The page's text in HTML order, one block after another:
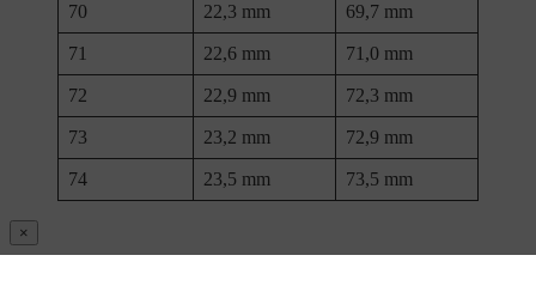
70 22,3 mm 69,7 mm
71 22,6 mm 71,0 mm
72 22,9 mm 72,3 mm
73 23,2 mm 72,9 mm
74 23,5 mm 73,5 mm
×